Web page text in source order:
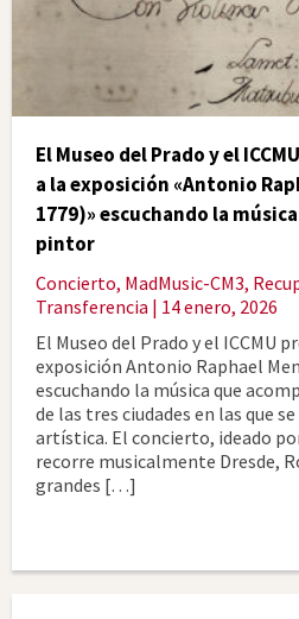
El Museo del Prado y el
a la exposición «Antonio
1779)» escuchando la
pintor
Concierto, MadMusic-CM3,
Transferencia | 14 enero, 2026
El Museo del Prado y el ICCMU
exposición Antonio Raphael
escuchando la música que
de las tres ciudades en las que
artística. El concierto, ideado
recorre musicalmente Dresde,
grandes […]